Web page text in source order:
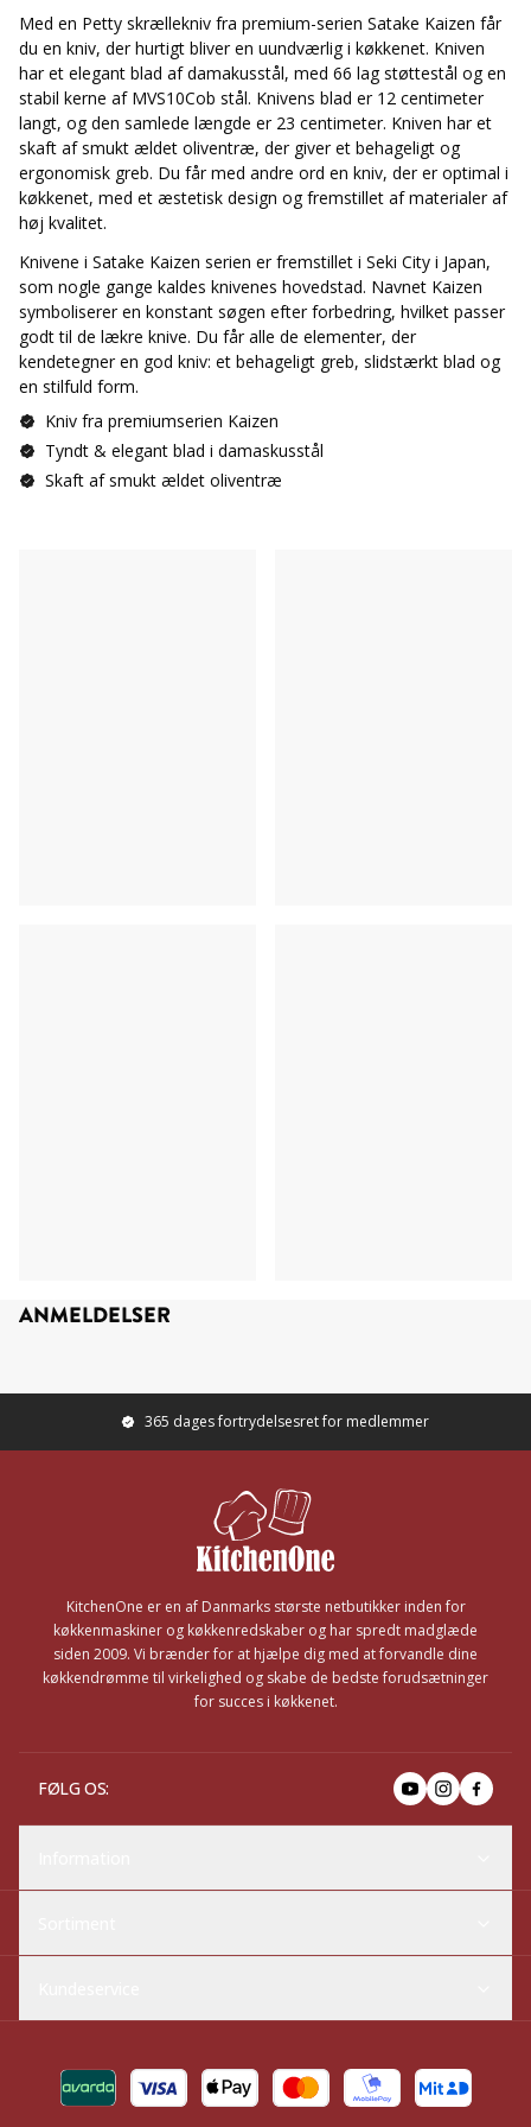
Med en Petty skrællekniv fra premium-serien Satake Kaizen får
du en kniv, der hurtigt bliver en uundværlig i køkkenet. Kniven
har et elegant blad af damakusstål, med 66 lag støttestål og en
stabil kerne af MVS10Cob stål. Knivens blad er 12 centimeter
langt, og den samlede længde er 23 centimeter. Kniven har et
skaft af smukt ældet oliventræ, der giver et behageligt og
ergonomisk greb. Du får med andre ord en kniv, der er optimal i
køkkenet, med et æstetisk design og fremstillet af materialer af
høj kvalitet.
Knivene i Satake Kaizen serien er fremstillet i Seki City i Japan,
som nogle gange kaldes knivenes hovedstad. Navnet Kaizen
symboliserer en konstant søgen efter forbedring, hvilket passer
godt til de lækre knive. Du får alle de elementer, der
kendetegner en god kniv: et behageligt greb, slidstærkt blad og
en stilfuld form.
Kniv fra premiumserien Kaizen
Tyndt & elegant blad i damaskusstål
Skaft af smukt ældet oliventræ
ANMELDELSER
365 dages fortrydelsesret for medlemmer
KitchenOne er en af Danmarks største netbutikker inden for
køkkenmaskiner og køkkenredskaber og har spredt madglæde
siden 2009. Vi brænder for at hjælpe dig med at forvandle dine
køkkendrømme til virkelighed og skabe de bedste forudsætninger
for succes i køkkenet.
FØLG OS: